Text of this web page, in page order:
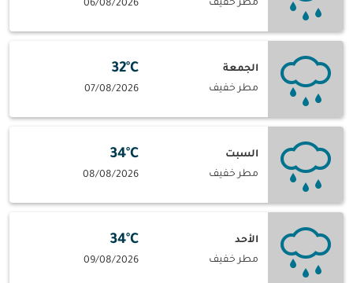
مطر خفيف 06/08/2026
الجمعة
مطر خفيف
32°C
07/08/2026
السبت
مطر خفيف
34°C
08/08/2026
الأحد
مطر خفيف
34°C
09/08/2026